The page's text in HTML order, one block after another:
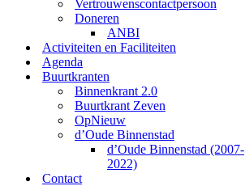
Vertrouwenscontactpersoon
Doneren
ANBI
Activiteiten en Faciliteiten
Agenda
Buurtkranten
Binnenkrant 2.0
Buurtkrant Zeven
OpNieuw
d’Oude Binnenstad
d’Oude Binnenstad (2007-
2022)
Contact